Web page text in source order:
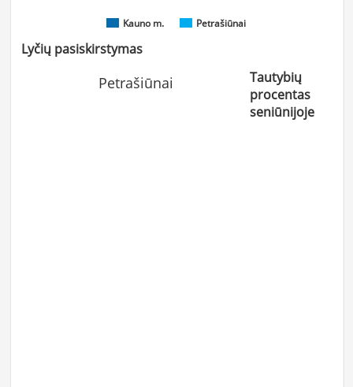
Kauno m. Petrašiūnai
Lyčių pasiskirstymas
Petrašiūnai
Tautybių
procentas
seniūnijoje